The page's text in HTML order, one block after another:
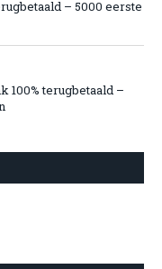
– 5000 eerste
100% terugbetaald –